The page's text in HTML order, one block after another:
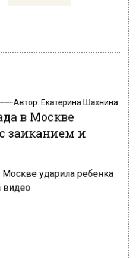
в Москве
заиканием и